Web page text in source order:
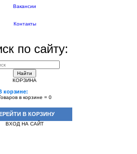
Вакансии
Контакты
по сайту:
Найти
КОРЗИНА
корзине:
в корзине = 0
В КОРЗИНУ
ВХОД НА САЙТ